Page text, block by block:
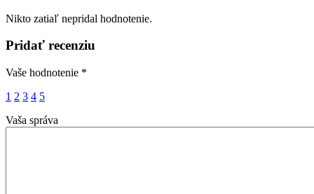
Nikto zatiaľ nepridal hodnotenie.
Pridať recenziu
Vaše hodnotenie *
1 2 3 4 5
Vaša správa